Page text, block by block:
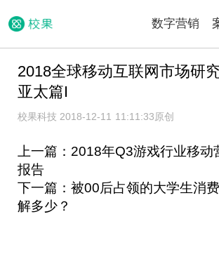
数字营销
2018全球移动互联网市场研
亚太篇I
校果科技 2018-12-11 11:11:33原创
上一篇：2018年Q3游戏行业移动
报告
下一篇：被00后占领的大学生消
解多少？